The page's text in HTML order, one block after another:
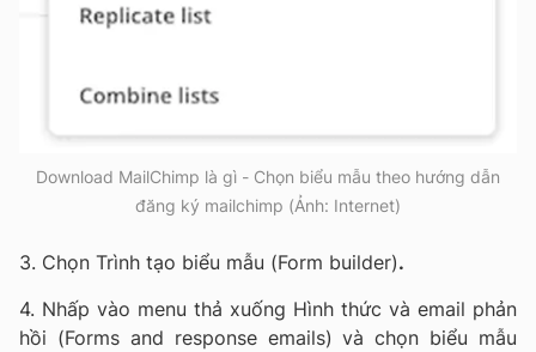
Download MailChimp là gì - Chọn biểu mẫu theo hướng dẫn
đăng ký mailchimp (Ảnh: Internet)
3. Chọn Trình tạo biểu mẫu (Form builder).
4. Nhấp vào menu thả xuống Hình thức và email phản
hồi (Forms and response emails) và chọn biểu mẫu